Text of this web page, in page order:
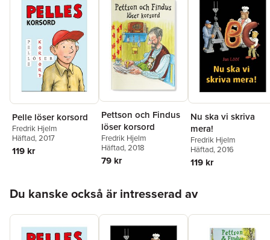
Pelle löser korsord
Fredrik Hjelm
Häftad, 2017
119 kr
Pettson och Findus
löser korsord
Fredrik Hjelm
Häftad, 2018
79 kr
Nu ska vi skriva
mera!
Fredrik Hjelm
Häftad, 2016
119 kr
Du kanske också är intresserad av